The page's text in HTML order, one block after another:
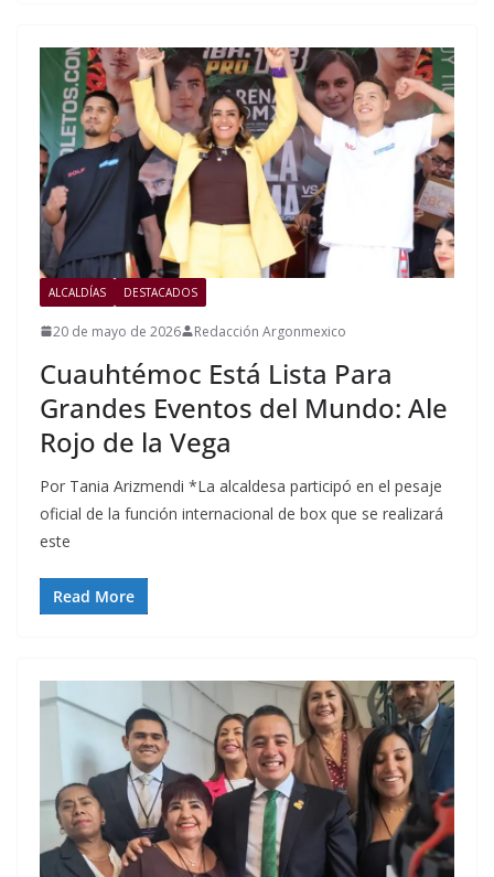
ALCALDÍAS DESTACADOS
20 de mayo de 2026 Redacción Argonmexico
Cuauhtémoc Está Lista Para
Grandes Eventos del Mundo: Ale
Rojo de la Vega
Por Tania Arizmendi *La alcaldesa participó en el pesaje
oficial de la función internacional de box que se realizará
este
Read More